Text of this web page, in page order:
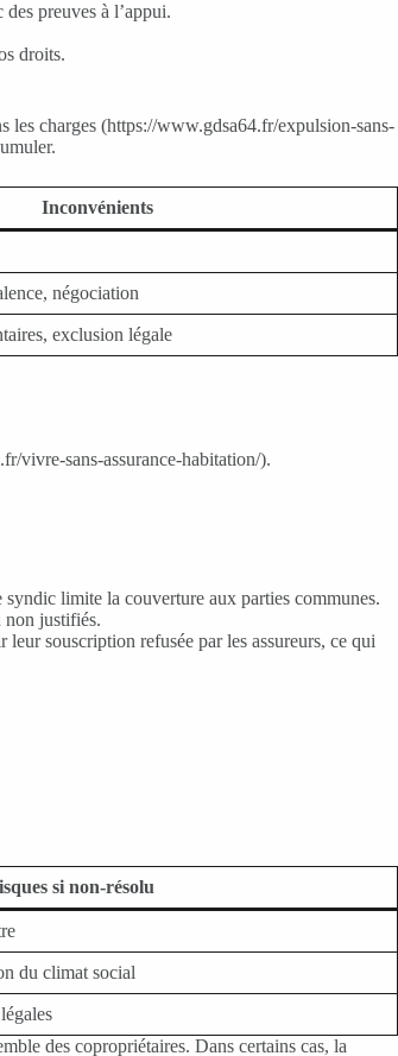
preuves à l’appui.
droits.
les charges (https://www.gdsa64.fr/expulsion-sans-
Inconvénients
négociation
exclusion légale
vivre-sans-assurance-habitation/).
limite la couverture aux parties communes.
non justifiés.
souscription refusée par les assureurs, ce qui
si non-résolu
du climat social
des copropriétaires. Dans certains cas, la